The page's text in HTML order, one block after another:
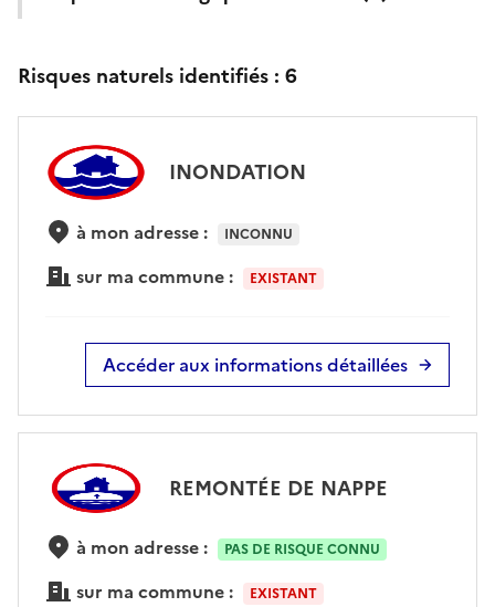
Risques naturels identifiés : 6
INONDATION
à mon adresse : INCONNU
sur ma commune : EXISTANT
Accéder aux informations détaillées
REMONTÉE DE NAPPE
à mon adresse : PAS DE RISQUE CONNU
sur ma commune : EXISTANT